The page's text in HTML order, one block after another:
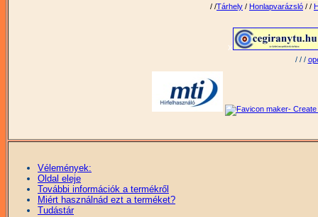
Vélemények:
Oldal eleje
További információk a termékről
Miért használnád ezt a terméket?
Tudástár